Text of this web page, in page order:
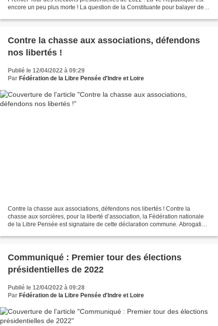
encore un peu plus morte ! La question de la Constituante pour balayer des
Contre la chasse aux associations, défendons
nos libertés !
Publié le 12/04/2022 à 09:29
Par Fédération de la Libre Pensée d'Indre et Loire
Contre la chasse aux associations, défendons nos libertés ! Contre la
chasse aux sorcières, pour la liberté d’association, la Fédération nationale
de la Libre Pensée est signataire de cette déclaration commune. Abrogation
Communiqué : Premier tour des élections
présidentielles de 2022
Publié le 12/04/2022 à 09:28
Par Fédération de la Libre Pensée d'Indre et Loire